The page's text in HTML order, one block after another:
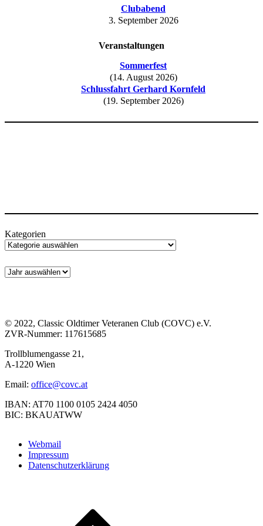
Clubabend
3. September 2026
Veranstaltungen
Sommerfest
(14. August 2026)
Schlussfahrt Gerhard Kornfeld
(19. September 2026)
Kategorien
© 2022, Classic Oldtimer Veteranen Club (COVC) e.V.
ZVR-Nummer: 117615685
Trollblumengasse 21,
A-1220 Wien
Email: office@covc.at
IBAN: AT70 1100 0105 2424 4050
BIC: BKAUATWW
Webmail
Impressum
Datenschutzerklärung